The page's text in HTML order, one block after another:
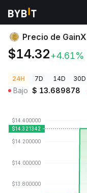
Precios de Criptomonedas
Precio de GainX
$14.32+4.61%
24H 7D 14D 30D
Bajo $ 13.689878